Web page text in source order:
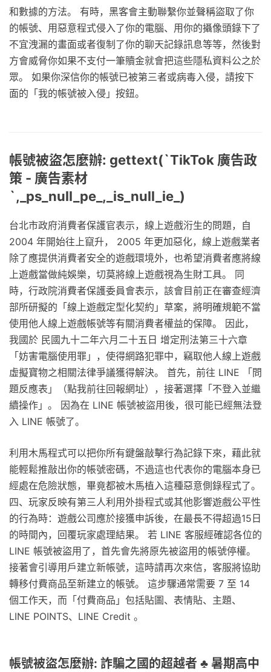
和數據的方法。 有時，黑客會主動聯繫你並聲稱盜取了你
的帳號、用惡意程式侵入了你的電腦、用你的攝像頭錄下了
不宜洩漏的畫面或者復制了你的聊天記錄訊息等等，然後對
方會威脅你如果不支付一筆贖金就會把這些隱私資料公之於
眾。 如果你深信你的帳號已被第三者或病毒入侵，請按下
面的「我的帳號被入侵」按鈕。
帳號被盜怎麼辦: gettext(`TikTok 廣告政
策 - 廣告素材
`,_ps_null_pe_,_is_null_ie_)
台北市政府消費者保護官表示，線上遊戲洐生的問題，自
2004 年開始往上竄升， 2005 年更加惡化，線上遊戲業者
除了應提供消費者安全的遊戲環境外，也希望消費者應將線
上遊戲當做純娛樂，切莫將線上遊戲視為生財工具。 同
時，行政院消費者保護委員會表示，該會目前正在審查經濟
部所研擬的「線上遊戲定型化契約」草案，將明確規範不當
使用他人線上遊戲帳號等有關消費者權益的保障。 因此，
我國於 民國九十二年六月二十五日 增定刑法第三十六章
「妨害電腦使用罪」，使得網路犯罪中，竊取他人線上遊戲
虛擬寶物之相關法律爭議獲得解決。 首先，前往 LINE 「問
題反應表」（點我前往回報網址），接著選擇「不登入並繼
續操作」。 因為在 LINE 帳號被盜用後，很可能已經無法登
入 LINE 帳號了。
利用木馬程式可以把你所有鍵盤敲擊行為記錄下來，藉此就
能輕鬆推敲出你的帳號密碼，不過這也代表你的電腦本身已
經處在危險狀態，畢竟都被木馬植入這種惡意側錄程式了。
四、玩家反映有第三人利用外掛程式或其他影響遊戲公平性
的行為時：遊戲公司應於接獲申訴後，在最長不得超過15日
的時間內，回覆玩家處理結果。 若 LINE 客服經確認各位的
LINE 帳號被盜用了，首先會先將原先被盜用的帳號停權。
接著會引導用戶建立新帳號，這時請再次來信，客服將協助
轉移付費商品至新建立的帳號。 這步驟通常需要 7 至 14
個工作天，而「付費商品」包括貼圖、表情貼、主題、
LINE POINTS、LINE Credit 。
帳號被盜怎麼辦: 詐騙之國的超越者 ♣ 暑期高中